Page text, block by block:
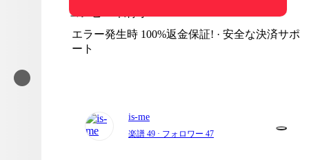
コンビニ印刷可
エラー発生時 100%返金保証! · 安全な決済サポ
ート
is-me
楽譜 49 · フォロワー 47